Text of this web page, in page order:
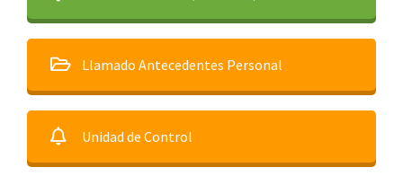
Llamado Antecedentes Personal
Unidad de Control